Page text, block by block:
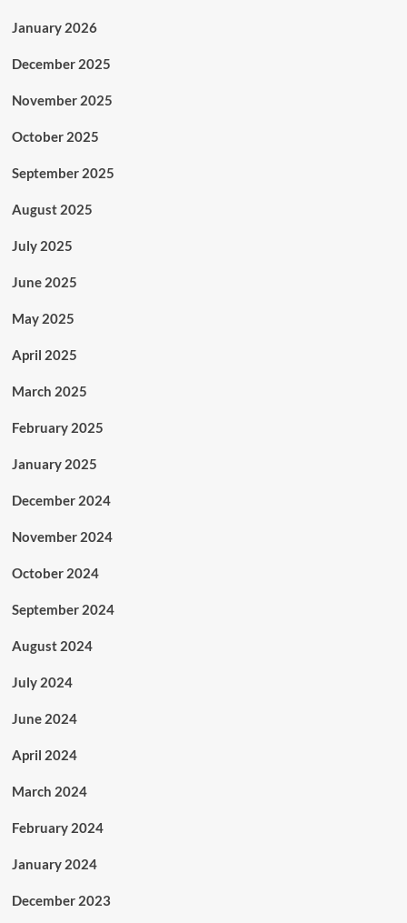
January 2026
December 2025
November 2025
October 2025
September 2025
August 2025
July 2025
June 2025
May 2025
April 2025
March 2025
February 2025
January 2025
December 2024
November 2024
October 2024
September 2024
August 2024
July 2024
June 2024
April 2024
March 2024
February 2024
January 2024
December 2023